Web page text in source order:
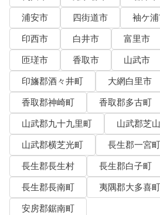
浦安市
四街道市 袖ケ
印西市
白井市 富里市
匝瑳市
香取市 山武市
印旛郡酒々井町
大網白里市
香取郡神崎町
香取郡多古町
山武郡九十九里町
山武郡芝
山武郡横芝光町
長生郡一宮町
長生郡長生村
長生郡白子町
長生郡長南町
夷隅郡大多喜町
安房郡鋸南町